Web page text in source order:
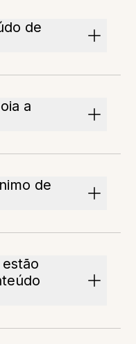
de
a
de